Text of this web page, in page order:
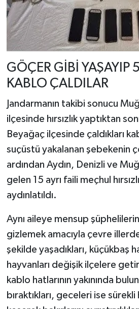
GÖÇER GİBİ YAŞAYIP
KABLO ÇALDILAR
Jandarmanın takibi sonucu
ilçesinde hırsızlık yaptıktan
Beyağaç ilçesinde çaldıkları
suçüstü yakalanan şebekenin
ardından Aydın, Denizli ve
gelen 15 ayrı faili meçhul
aydınlatıldı.
Aynı aileye mensup şüphelilerin
gizlemek amacıyla çevre
şekilde yaşadıkları, küçükbaş
hayvanları değişik ilçelere
kablo hatlarının yakınında
bıraktıkları, geceleri ise